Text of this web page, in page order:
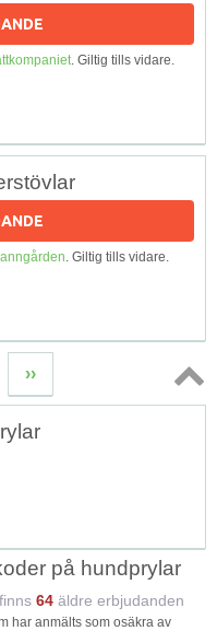
. Giltig tills vidare.
. Giltig tills vidare.
››
Topp
på hundprylar
64 äldre erbjudanden
har anmälts som osäkra av